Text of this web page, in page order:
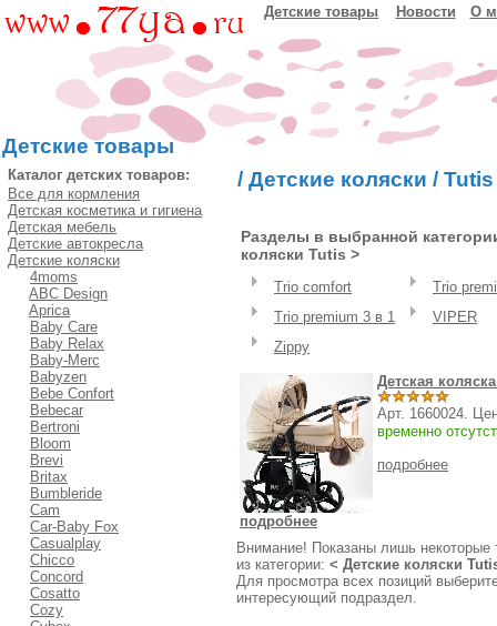
Детские товары
Детские товары Новости О
Каталог детских товаров:
Все для кормления
Детская косметика и гигиена
Детская мебель
Детские автокресла
Детские коляски
4moms
ABC Design
Aprica
Baby Care
Baby Relax
Baby-Merc
Babyzen
Bebe Confort
Bebecar
Bertroni
Bloom
Brevi
Britax
Bumbleride
Cam
Car-Baby Fox
Casualplay
Chicco
Concord
Cosatto
Cozy
/ Детские коляски / Tutis
Разделы в выбранной
коляски Tutis >
Trio comfort
Trio
Trio premium 3 в 1
VIPER
Zippy
подробнее
Детская
Арт. 1660024.
временно
подробнее
Внимание! Показаны лишь некоторые
из категории: < Детские коляски
Для просмотра всех позиций
интересующий подраздел.